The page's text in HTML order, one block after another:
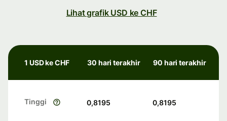
Lihat grafik USD ke CHF
1 USD ke CHF 30 hari terakhir 90 hari terakhir
Tinggi 0,8195 0,8195